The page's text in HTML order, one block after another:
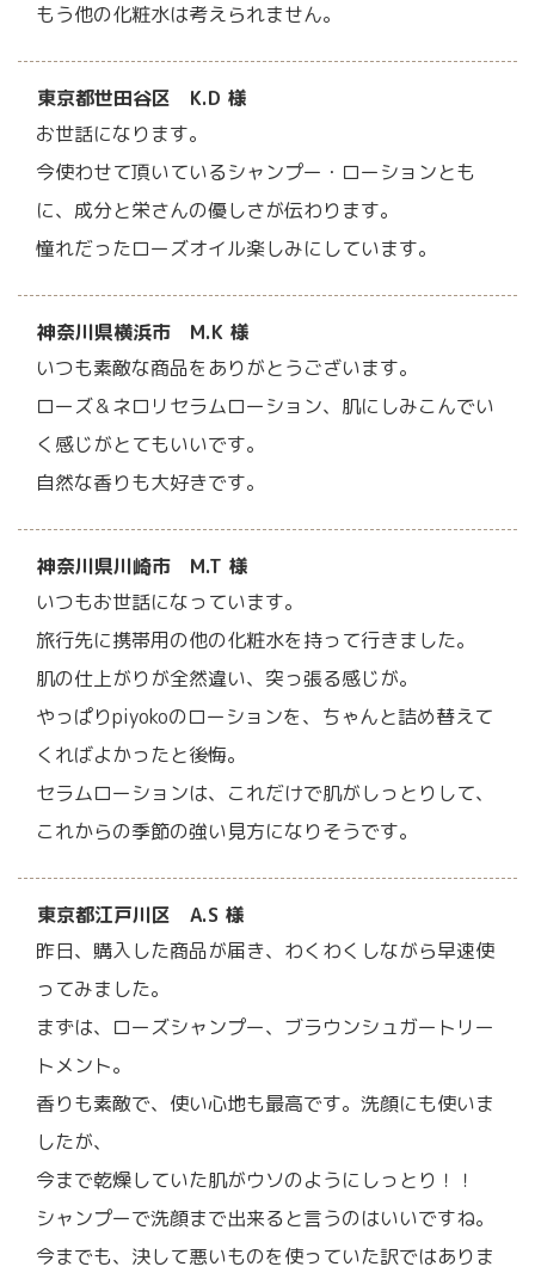
もう他の化粧水は考えられません。
東京都世田谷区 K.D 様
お世話になります。
今使わせて頂いているシャンプー・ローションとも
に、成分と栄さんの優しさが伝わります。
憧れだったローズオイル楽しみにしています。
神奈川県横浜市 M.K 様
いつも素敵な商品をありがとうございます。
ローズ＆ネロリセラムローション、肌にしみこんでい
く感じがとてもいいです。
自然な香りも大好きです。
神奈川県川崎市 M.T 様
いつもお世話になっています。
旅行先に携帯用の他の化粧水を持って行きました。
肌の仕上がりが全然違い、突っ張る感じが。
やっぱりpiyokoのローションを、ちゃんと詰め替えて
くればよかったと後悔。
セラムローションは、これだけで肌がしっとりして、
これからの季節の強い見方になりそうです。
東京都江戸川区 A.S 様
昨日、購入した商品が届き、わくわくしながら早速使
ってみました。
まずは、ローズシャンプー、ブラウンシュガートリー
トメント。
香りも素敵で、使い心地も最高です。洗顔にも使いま
したが、
今まで乾燥していた肌がウソのようにしっとり！！
シャンプーで洗顔まで出来ると言うのはいいですね。
今までも、決して悪いものを使っていた訳ではありま